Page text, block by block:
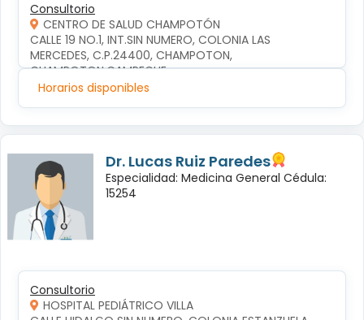
Consultorio
CENTRO DE SALUD CHAMPOTÓN
CALLE 19 NO.1, INT.SIN NUMERO, COLONIA LAS
MERCEDES, C.P.24400, CHAMPOTON,
CHAMPOTON,CAMPECHE
Horarios disponibles
Dr. Lucas Ruiz Paredes
Especialidad: Medicina General Cédula:
15254
Consultorio
HOSPITAL PEDIÁTRICO VILLA